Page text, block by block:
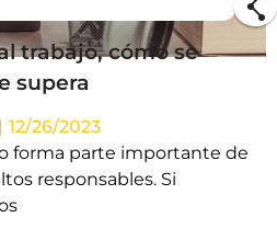
trabajo, cómo se
supera
| 12/26/2023
forma parte importante de
responsables. Si